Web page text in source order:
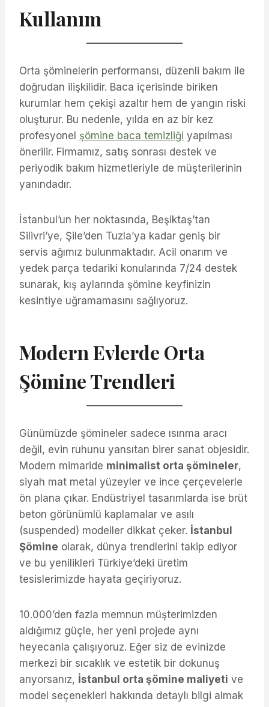
Kullanım
Orta şöminelerin performansı, düzenli bakım ile
doğrudan ilişkilidir. Baca içerisinde biriken
kurumlar hem çekişi azaltır hem de yangın riski
oluşturur. Bu nedenle, yılda en az bir kez
profesyonel şömine baca temizliği yapılması
önerilir. Firmamız, satış sonrası destek ve
periyodik bakım hizmetleriyle de müşterilerinin
yanındadır.
İstanbul’un her noktasında, Beşiktaş’tan
Silivri’ye, Şile’den Tuzla’ya kadar geniş bir
servis ağımız bulunmaktadır. Acil onarım ve
yedek parça tedariki konularında 7/24 destek
sunarak, kış aylarında şömine keyfinizin
kesintiye uğramamasını sağlıyoruz.
Modern Evlerde Orta
Şömine Trendleri
Günümüzde şömineler sadece ısınma aracı
değil, evin ruhunu yansıtan birer sanat objesidir.
Modern mimaride minimalist orta şömineler,
siyah mat metal yüzeyler ve ince çerçevelerle
ön plana çıkar. Endüstriyel tasarımlarda ise brüt
beton görünümlü kaplamalar ve asılı
(suspended) modeller dikkat çeker. İstanbul
Şömine olarak, dünya trendlerini takip ediyor
ve bu yenilikleri Türkiye’deki üretim
tesislerimizde hayata geçiriyoruz.
10.000’den fazla memnun müşterimizden
aldığımız güçle, her yeni projede aynı
heyecanla çalışıyoruz. Eğer siz de evinizde
merkezi bir sıcaklık ve estetik bir dokunuş
arıyorsanız, İstanbul orta şömine maliyeti ve
model seçenekleri hakkında detaylı bilgi almak